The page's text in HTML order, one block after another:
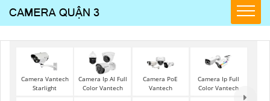
Camera Vantech
Starlight
Camera Ip AI Full
Color Vantech
Camera PoE
Vantech
Camera Ip Full
Color Vantech